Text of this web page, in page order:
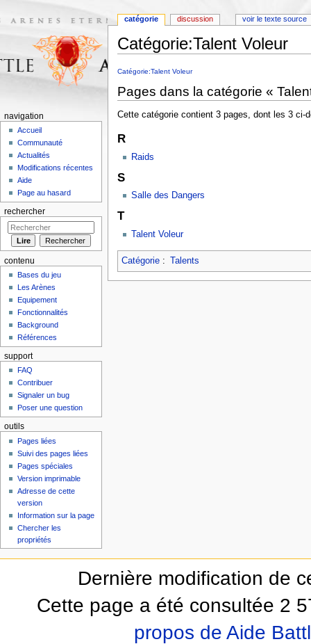
Catégorie:Talent Voleur
Catégorie:Talent Voleur
Pages dans la catégorie «
Cette catégorie contient 3 pages, dont les 3 ci-
R
Raids
S
Salle des Dangers
T
Talent Voleur
Catégorie: Talents
catégorie discussion voir le texte source
navigation
Accueil
Communauté
Actualités
Modifications récentes
Aide
Page au hasard
rechercher
contenu
Bases du jeu
Les Arènes
Equipement
Fonctionnalités
Background
Références
support
FAQ
Contribuer
Signaler un bug
Poser une question
outils
Pages liées
Suivi des pages liées
Pages spéciales
Version imprimable
Adresse de cette
version
Information sur la page
Chercher les
propriétés
Dernière modification de
Cette page a été consultée 2
propos de Aide